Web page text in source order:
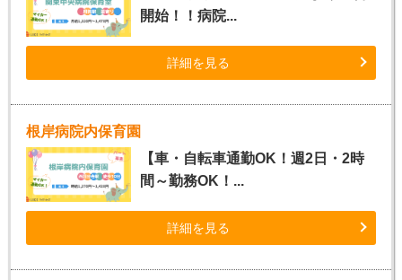
開始！！病院...
詳細を見る
根岸病院内保育園
【車・自転車通勤OK！週2日・2時
間～勤務OK！...
詳細を見る